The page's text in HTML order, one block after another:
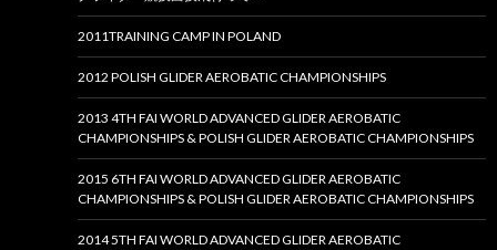
2011TRAINING CAMP IN POLAND
2012 POLISH GLIDER AEROBATIC CHAMPIONSHIPS
2013 4TH FAI WORLD ADVANCED GLIDER AEROBATIC
CHAMPIONSHIPS & POLISH GLIDER AEROBATIC CHAMPIONSHIPS
2015 6TH FAI WORLD ADVANCED GLIDER AEROBATIC
CHAMPIONSHIPS & POLISH GLIDER AEROBATIC CHAMPIONSHIPS
2014 5TH FAI WORLD ADVANCED GLIDER AEROBATIC